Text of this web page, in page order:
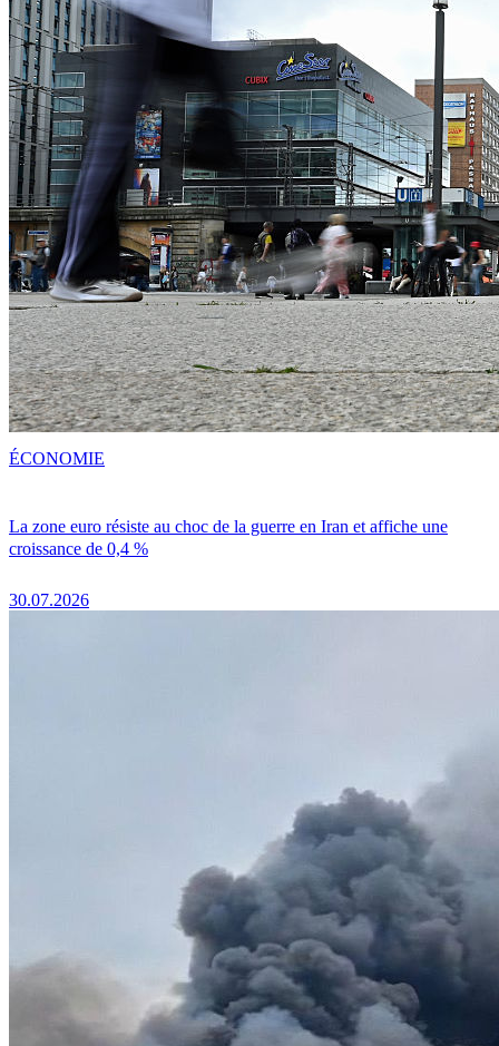
La zone euro résiste au choc de la guerre en Iran et affiche une
croissance de 0,4 %
30.07.2026
ÉCONOMIE